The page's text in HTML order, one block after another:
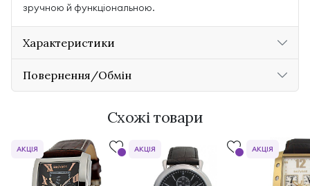
зручною й функціональною.
Характеристики
Повернення/Обмін
Схожі товари
АКЦІЯ АКЦІЯ АКЦІЯ